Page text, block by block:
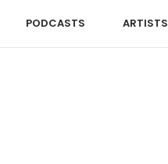
PODCASTS ARTISTS